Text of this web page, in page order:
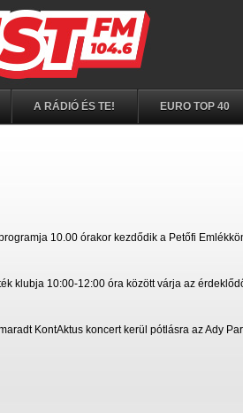
A RÁDIÓ ÉS TE! EURO TOP 40
10.00 órakor kezdődik a Petőfi
klubja 10:00-12:00 óra között várja az
KontAktus koncert kerül pótlásra az Ady